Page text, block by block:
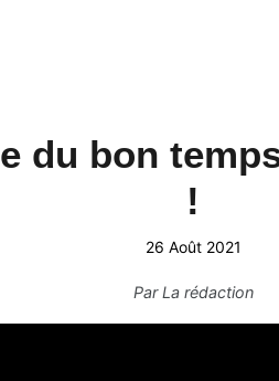
du bon
!
26 Août 2021
ParLa rédaction